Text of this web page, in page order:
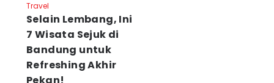
Travel
Selain Lembang, Ini
7 Wisata Sejuk di
Bandung untuk
Refreshing Akhir